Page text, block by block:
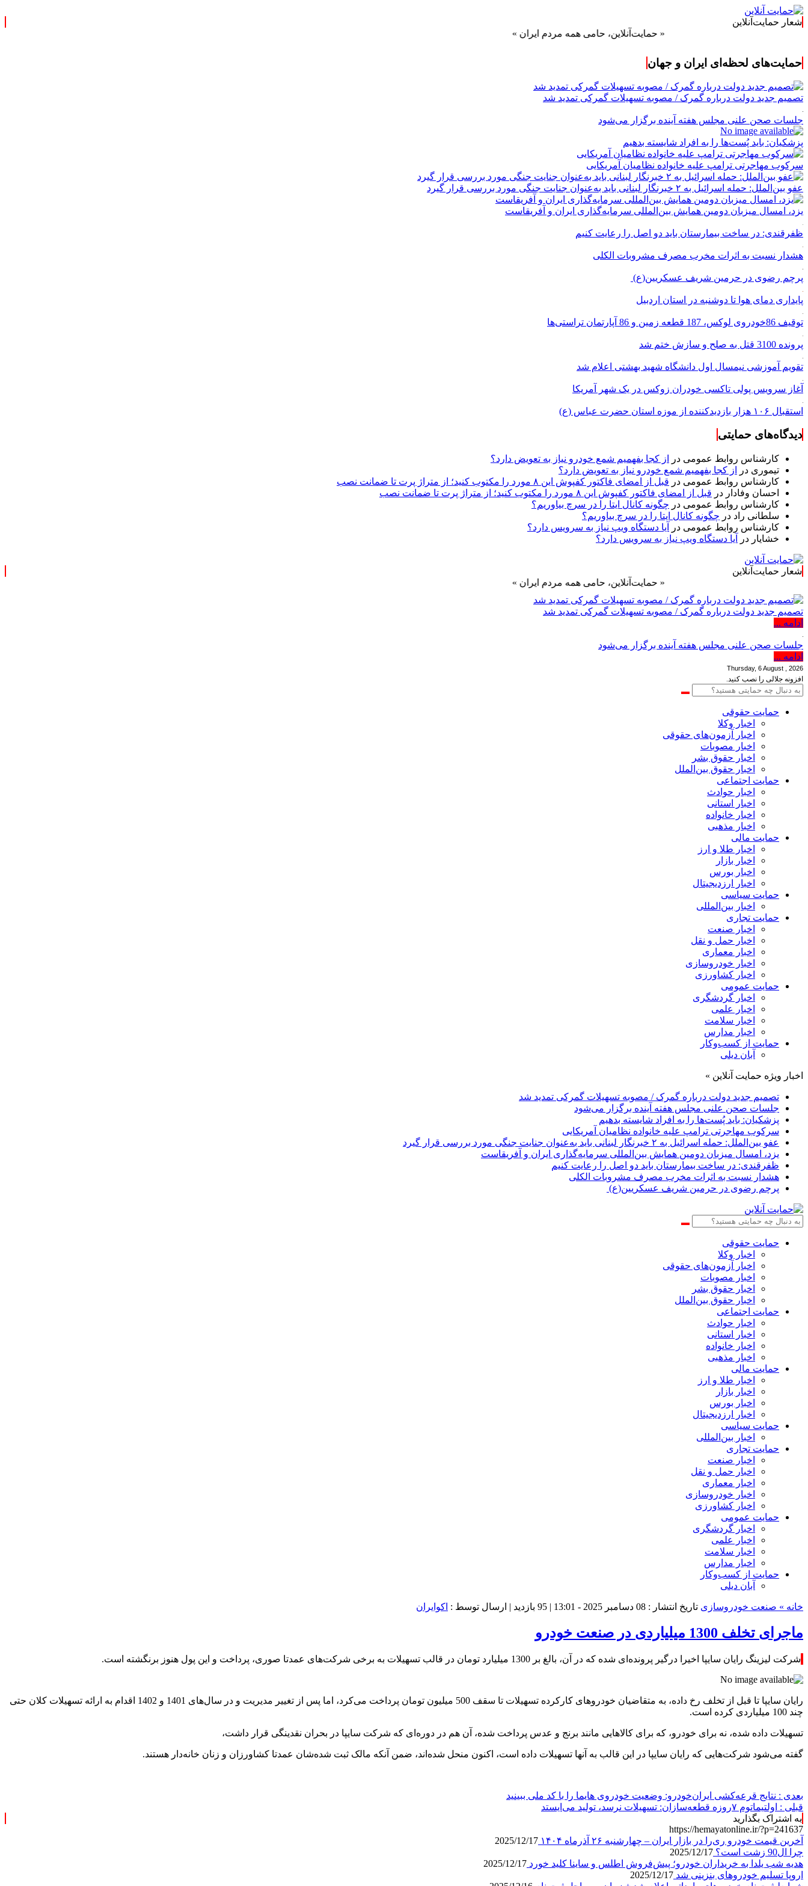
شعار حمایت‌آنلاین
« حمایت‌آنلاین، حامی همه مردم ایران »
حمایت‌های لحظه‌ای ایران و جهان
تصمیم جدید دولت درباره گمرک / مصوبه تسهیلات گمرکی تمدید شد
جلسات صحن علنی مجلس هفته آینده برگزار می‌شود
پزشکیان: باید پُست‌ها را به افراد شایسته بدهیم
سرکوب مهاجرتی ترامپ علیه خانواده نظامیان آمریکایی
عفو بین‌الملل: حمله اسرائیل به ۲ خبرنگار لبنانی باید به‌عنوان جنایت جنگی مورد بررسی قرار گیرد
یزد، امسال میزبان دومین همایش بین‌المللی سرمایه‌گذاری ایران و آفریقاست
ظفرقندی: در ساخت بیمارستان باید دو اصل را رعایت کنیم
هشدار نسبت به اثرات مخرب مصرف مشروبات الکلی
پرچم رضوی در حرمین شریف عسکریین(ع)
پایداری دمای هوا تا دوشنبه در استان اردبیل
توقیف 86خودروی لوکس، 187 قطعه زمین و 86 آپارتمان تراستی‌ها
پرونده 3100 قتل به صلح و سازش ختم شد
تقویم آموزشی نیمسال اول دانشگاه شهید بهشتی اعلام شد
آغاز سرویس پولی تاکسی خودران زوکس در یک شهر آمریکا
استقبال ۱۰۶ هزار بازدیدکننده از موزه استان حضرت عباس (ع)
دیدگاه‌های حمایتی
کارشناس روابط عمومی در
از کجا بفهمیم شمع خودرو نیاز به تعویض دارد؟
تیموری در
از کجا بفهمیم شمع خودرو نیاز به تعویض دارد؟
کارشناس روابط عمومی در قبل از امضای فاکتور کفپوش این ۸ مورد را مکتوب کنید؛ از متراژ پرت تا ضمانت نصب
احسان وفادار در قبل از امضای فاکتور کفپوش این ۸ مورد را مکتوب کنید؛ از متراژ پرت تا ضمانت نصب
کارشناس روابط عمومی در چگونه کانال ایتا را در سرچ بیاوریم؟
سلطانی راد در چگونه کانال ایتا را در سرچ بیاوریم؟
کارشناس روابط عمومی در
آیا دستگاه ویپ نیاز به سرویس دارد؟
خشایار در آیا دستگاه ویپ نیاز به سرویس دارد؟
شعار حمایت‌آنلاین
« حمایت‌آنلاین، حامی همه مردم ایران »
تصمیم جدید دولت درباره گمرک / مصوبه تسهیلات گمرکی تمدید شد
ادامه ...
جلسات صحن علنی مجلس هفته آینده برگزار می‌شود
ادامه ...
Thursday, 6 August , 2026
افزونه جلالی را نصب کنید.
حمایت حقوقی
اخبار وکلا
اخبار آزمون‌های حقوقی
اخبار مصوبات
اخبار حقوق بشر
اخبار حقوق بین‌الملل
حمایت اجتماعی
اخبار حوادث
اخبار استانی
اخبار خانواده
اخبار مذهبی
حمایت مالی
اخبار طلا و ارز
اخبار بازار
اخبار بورس
اخبار ارزدیجیتال
حمایت سیاسی
اخبار بین‌المللی
حمایت تجاری
اخبار صنعت
اخبار حمل و نقل
اخبار معماری
اخبار خودروسازی
اخبار کشاورزی
حمایت عمومی
اخبار گردشگری
اخبار علمی
اخبار سلامت
اخبار مدارس
حمایت از کسب‌وکار
آبان دیلی
اخبار ویژه حمایت آنلاین »
تصمیم جدید دولت درباره گمرک / مصوبه تسهیلات گمرکی تمدید شد
جلسات صحن علنی مجلس هفته آینده برگزار می‌شود
پزشکیان: باید پُست‌ها را به افراد شایسته بدهیم
سرکوب مهاجرتی ترامپ علیه خانواده نظامیان آمریکایی
عفو بین‌الملل: حمله اسرائیل به ۲ خبرنگار لبنانی باید به‌عنوان جنایت جنگی مورد بررسی قرار گیرد
یزد، امسال میزبان دومین همایش بین‌المللی سرمایه‌گذاری ایران و آفریقاست
ظفرقندی: در ساخت بیمارستان باید دو اصل را رعایت کنیم
هشدار نسبت به اثرات مخرب مصرف مشروبات الکلی
پرچم رضوی در حرمین شریف عسکریین(ع)
حمایت حقوقی
اخبار وکلا
اخبار آزمون‌های حقوقی
اخبار مصوبات
اخبار حقوق بشر
اخبار حقوق بین‌الملل
حمایت اجتماعی
اخبار حوادث
اخبار استانی
اخبار خانواده
اخبار مذهبی
حمایت مالی
اخبار طلا و ارز
اخبار بازار
اخبار بورس
اخبار ارزدیجیتال
حمایت سیاسی
اخبار بین‌المللی
حمایت تجاری
اخبار صنعت
اخبار حمل و نقل
اخبار معماری
اخبار خودروسازی
اخبار کشاورزی
حمایت عمومی
اخبار گردشگری
اخبار علمی
اخبار سلامت
اخبار مدارس
حمایت از کسب‌وکار
آبان دیلی
خانه » صنعت خودروسازی تاریخ انتشار : 08 دسامبر 2025 - 13:01 | 95 بازدید | ارسال توسط : اکوایران
ماجرای تخلف 1300 میلیاردی در صنعت خودرو
شرکت لیزینگ رایان سایپا اخیرا درگیر پرونده‌ای شده که در آن، بالغ بر 1300 میلیارد تومان در قالب تسهیلات به برخی شرکت‌های عمدتا صوری، پرداخت و این پول هنوز برنگشته است.
رایان سایپا تا قبل از تخلف رخ داده، به متقاضیان خودروهای کارکرده تسهیلات تا سقف 500 میلیون تومان پرداخت می‌کرد، اما پس از تغییر مدیریت و در سال‌های 1401 و 1402 اقدام به ارائه تسهیلات کلان حتی
چند 100 میلیاردی کرده است.
تسهیلات داده شده، نه برای خودرو، که برای کالاهایی مانند برنج و عدس پرداخت شده، آن هم در دوره‌ای که شرکت سایپا در بحران نقدینگی قرار داشت،
گفته می‌شود شرکت‌هایی که رایان سایپا در این قالب به آنها تسهیلات داده است، اکنون منحل شده‌اند، ضمن آنکه مالک ثبت شده‌شان عمدتا کشاورزان و زنان خانه‌دار هستند.
بعدی : نتایج قرعه‌کشی ایران‌خودرو: وضعیت خودروی هایما را با کد ملی ببینید
قبلی : اولتیماتوم ۷روزه قطعه‌سازان: تسهیلات نرسد، تولید می‌ایستد
به اشتراک بگذارید
https://hemayatonline.ir/?p=241637
آخرین قیمت خودرو ری‌را در بازار ایران – چهارشنبه ۲۶ آذرماه ۱۴۰۴
2025/12/17
چرا ال90 زشت است؟
2025/12/17
هدیه شب یلدا به خریداران خودرو؛ پیش‌فروش اطلس و ساینا کلید خورد 2025/12/17
اروپا تسلیم خودروهای بنزینی شد 2025/12/17